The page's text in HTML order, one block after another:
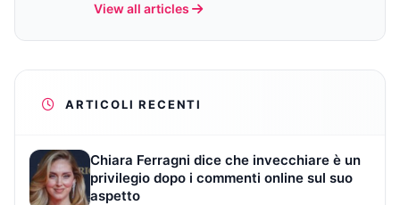
View all articles
ARTICOLI RECENTI
Chiara Ferragni dice che invecchiare è un
privilegio dopo i commenti online sul suo
aspetto